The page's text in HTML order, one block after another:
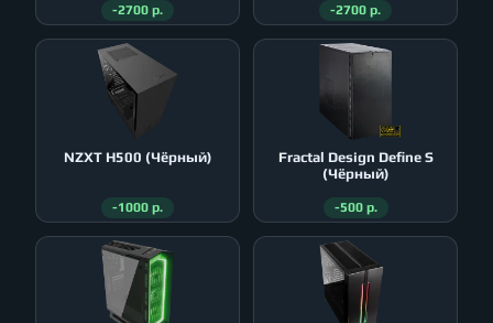
-2700 р. -2700 р.
NZXT H500 (Чёрный)
-1000 р.
Fractal Design Define S
(Чёрный)
-500 р.